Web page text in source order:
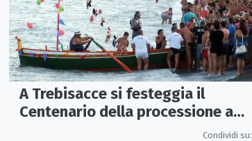
A Trebisacce si festeggia il
Centenario della processione a
mare e della statua (1926-2026)
Condividi su: